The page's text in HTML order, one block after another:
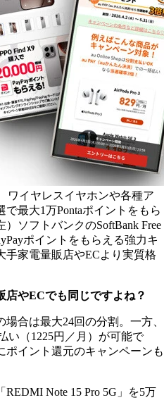
ワイヤレスイヤホンや各種ア
最大1万Pontaポイントをもら
ソフトバンクのSoftBank Free
ポイントをもらえる強力キ
手家電量販店やECより実質格
やECでも同じですよね？
合は最大24回の分割。一方、
い（1225円／月）が可能で
ポイント還元のキャンペーンも
REDMI Note 15 Pro 5G」を5万